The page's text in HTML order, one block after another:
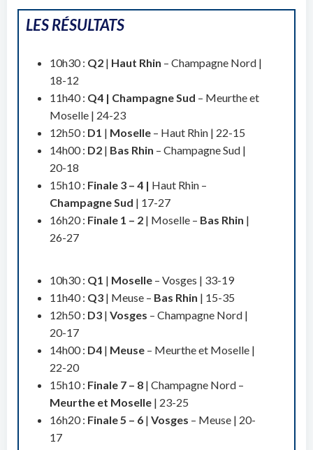
LES RÉSULTATS
10h30 : Q2 | Haut Rhin – Champagne Nord |
18-12
11h40 : Q4 | Champagne Sud – Meurthe et
Moselle | 24-23
12h50 : D1 | Moselle – Haut Rhin | 22-15
14h00 : D2 | Bas Rhin – Champagne Sud |
20-18
15h10 : Finale 3 – 4 | Haut Rhin –
Champagne Sud | 17-27
16h20 : Finale 1 – 2 | Moselle – Bas Rhin |
26-27
10h30 : Q1 | Moselle – Vosges | 33-19
11h40 : Q3 | Meuse – Bas Rhin | 15-35
12h50 : D3 | Vosges – Champagne Nord |
20-17
14h00 : D4 | Meuse – Meurthe et Moselle |
22-20
15h10 : Finale 7 – 8 | Champagne Nord –
Meurthe et Moselle | 23-25
16h20 : Finale 5 – 6 | Vosges – Meuse | 20-
17